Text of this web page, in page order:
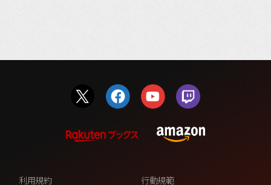
利用規約
行動規範